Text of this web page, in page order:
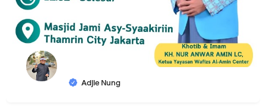
Adjie Nung